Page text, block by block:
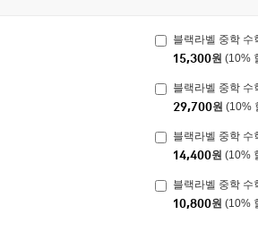
블랙라벨 중학
15,300원 (10%
블랙라벨 중학
29,700원 (10%
블랙라벨 중학
14,400원 (10%
블랙라벨 중학
10,800원 (10%